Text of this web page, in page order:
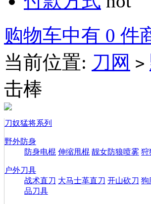
购物车中有 0 件
当前位置: 刀网 >
击棒
刀奴猛将系列
野外防身
防身电棍 伸缩甩棍 靓女防狼喷雾 狩
户外刀具
战术直刀 大马士革直刀 开山砍刀 狗
品刀具